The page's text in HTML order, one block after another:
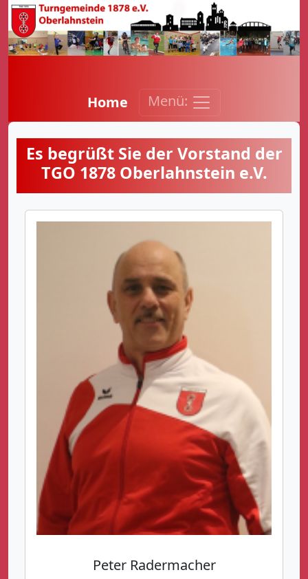
Home Menü:
Es begrüßt Sie der Vorstand der
TGO 1878 Oberlahnstein e.V.
Peter Radermacher